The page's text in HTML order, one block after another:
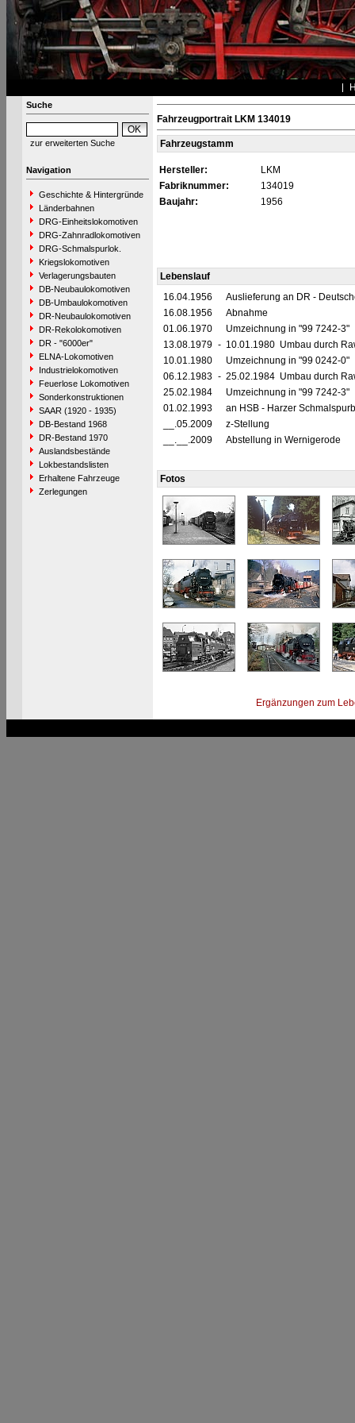
Suche
zur erweiterten Suche
Navigation
Geschichte & Hintergründe
Länderbahnen
DRG-Einheitslokomotiven
DRG-Zahnradlokomotiven
DRG-Schmalspurlok.
Kriegslokomotiven
Verlagerungsbauten
DB-Neubaulokomotiven
DB-Umbaulokomotiven
DR-Neubaulokomotiven
DR-Rekolokomotiven
DR - "6000er"
ELNA-Lokomotiven
Industrielokomotiven
Feuerlose Lokomotiven
Sonderkonstruktionen
SAAR (1920 - 1935)
DB-Bestand 1968
DR-Bestand 1970
Auslandsbestände
Lokbestandslisten
Erhaltene Fahrzeuge
Zerlegungen
Fahrzeugportrait LKM 134019
Fahrzeugstamm
Hersteller:
LKM
Fabriknummer:
134019
Baujahr:
1956
Lebenslauf
16.04.1956
Auslieferung an DR -
16.08.1956
Abnahme
01.06.1970
Umzeichnung in "99 7242-3"
13.08.1979 - 10.01.1980 Umbau durch
10.01.1980
Umzeichnung in "99 0242-0"
06.12.1983 - 25.02.1984 Umbau durch
25.02.1984
Umzeichnung in "99 7242-3"
01.02.1993
an HSB - Harzer
__.05.2009
z-Stellung
__.__.2009
Abstellung in Wernigerode
Fotos
Ergänzungen zum